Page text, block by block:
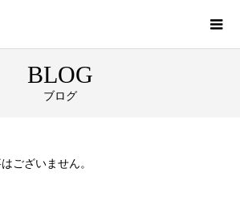
BLOG
ブログ
ございません。